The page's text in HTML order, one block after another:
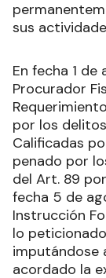
sus
En fecha 1
Procurador
por los
Calificadas
penado por
del Art. 89
fecha 5 de
Instrucción
lo
imputándose
acordado la